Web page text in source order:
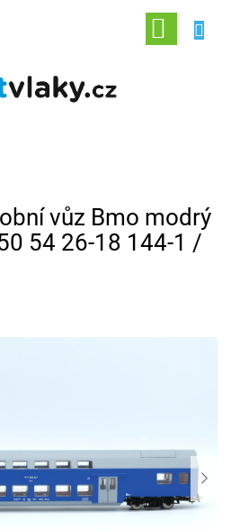
NÁKUPNÍ
KOŠÍK
vůz Bmo modrý
54 26-18 144-1 /